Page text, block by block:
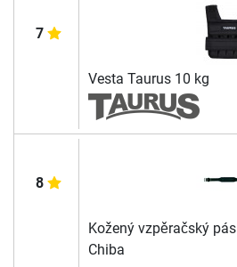
7
Vesta Taurus 10 kg
8
Kožený vzpěračský pás
Chiba